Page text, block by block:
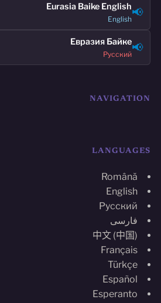
📢
Eurasia Baike English
English
📢
Евразия Байке
Русский
NAVIGATION
LANGUAGES
Română
English
Русский
فارسی
中文 (中国)
Français
Türkçe
Español
Esperanto